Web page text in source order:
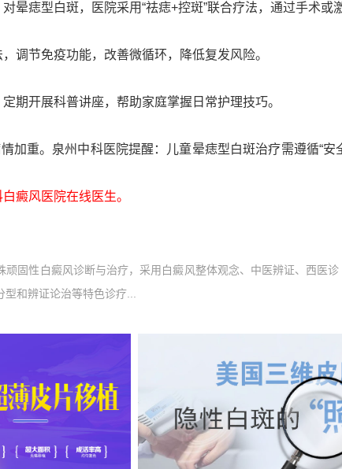
痣型白斑，医院采用“祛痣+控斑”联合疗法，通过手术或
节免疫功能，改善微循环，降低复发风险。
开展科普讲座，帮助家庭掌握日常护理技巧。
重。泉州中科医院提醒：儿童晕痣型白斑治疗需遵循“安
癜风医院在线医生。
固性白癜风诊断与治疗，采用白癜风整体观念、中医辨证、西医诊
和辨证论治等特色诊疗...